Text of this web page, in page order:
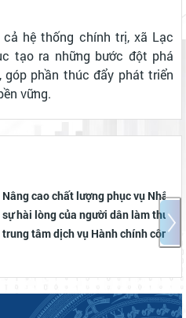
hệ thống chính trị, xã Lạc
tạo ra những bước đột phá
phần thúc đẩy phát triển
vững.
lượng phục vụ Nhân dân, lấy
của người dân làm thước đo tại
vụ Hành chính công xã Lạc